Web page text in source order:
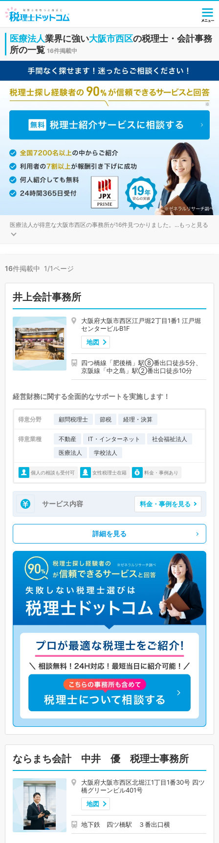
医療法人業界に強い大阪市西区の税理士・会計事務
所の一覧 16件掲載中
医療法人が得意な大阪市西区の事務所が16件見つかりました。 ...もっと見る
16件掲載中 1/1ページ
井上会計事務所
大阪府大阪市西区江戸堀2丁目1番1 江戸堀
センタービルB1F
地図
四つ橋線「肥後橋」駅⑧番出口徒歩5分、
京阪線「中之島」駅②番出口徒歩10分
経営財務に関する全面的なサポートを実施します！
得意分野 顧問税理士 節税 経理・決算
得意業種 不動産 IT・インターネット
社会福祉法人
医療法人
学校法人
個人の相談も受付可 女性税理士在籍 料金・事例あり
サービス内容 料金・事例を見る
詳細を見る
ならまち会計 中井 優 税理士事務所
大阪府大阪市西区北堀江1丁目1番30号 四ツ
橋グリーンビル401号
地図
地下鉄 四ツ橋駅 ３番出口横